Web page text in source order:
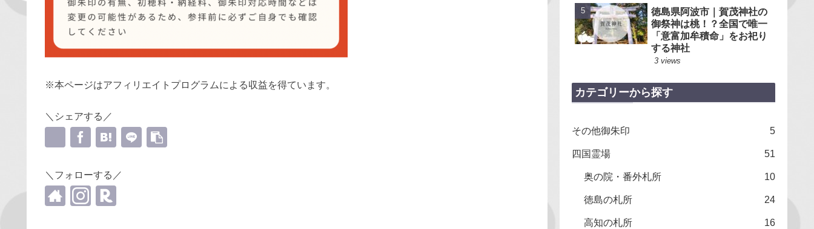
※本ページはアフィリエイトプログラムによる収益を得ています。
＼シェアする／
＼フォローする／
徳島県阿波市｜賀茂神社の
御祭神は桃！？全国で唯一
「意富加牟積命」をお祀り
する神社
3 views
カテゴリーから探す
その他御朱印 5
四国霊場 51
奥の院・番外札所 10
徳島の札所 24
高知の札所 16